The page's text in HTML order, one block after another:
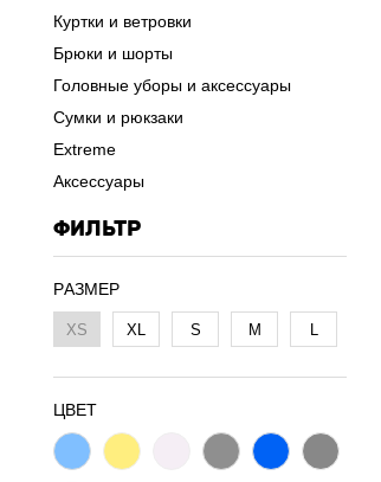
Куртки и ветровки
Брюки и шорты
Головные уборы и аксессуары
Сумки и рюкзаки
Extreme
Аксессуары
ФИЛЬТР
PАЗМЕР
XS XL S M L
ЦВЕТ